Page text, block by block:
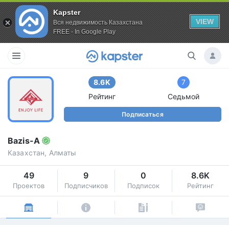
Kapster
Вся недвижимость Казахстана
FREE - In Google Play
VIEW
8.6K
Рейтинг
7
Седьмой
Подписаться
Bazis-A
Казахстан, Алматы
49
Проектов
9
Подписчиков
0
Подписок
8.6K
Рейтинг